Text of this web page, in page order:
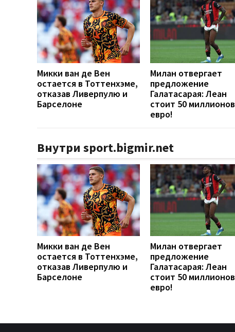
Микки ван де Вен
остается в Тоттенхэме,
отказав Ливерпулю и
Барселоне
Милан отвергает
предложение
Галатасарая: Леан
стоит 50 миллионов
евро!
Внутри sport.bigmir.net
Микки ван де Вен
остается в Тоттенхэме,
отказав Ливерпулю и
Барселоне
Милан отвергает
предложение
Галатасарая: Леан
стоит 50 миллионов
евро!